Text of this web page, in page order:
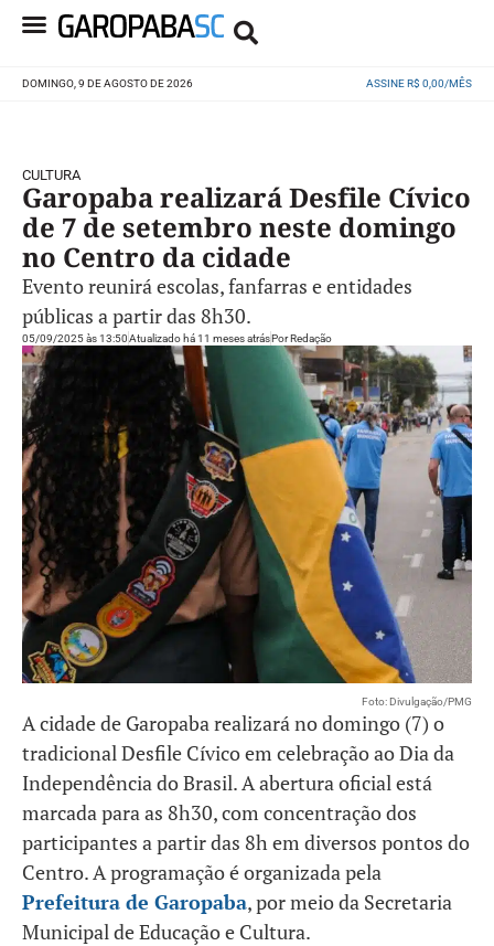
DOMINGO, 9 DE AGOSTO DE 2026 ASSINE R$ 0,00/MÊS
CULTURA
Garopaba realizará Desfile Cívico
de 7 de setembro neste domingo
no Centro da cidade
Evento reunirá escolas, fanfarras e entidades
públicas a partir das 8h30.
05/09/2025 às 13:50Atualizado há 11 meses atrásPorRedação
Foto: Divulgação/PMG
A cidade de Garopaba realizará no domingo (7) o
tradicional Desfile Cívico em celebração ao Dia da
Independência do Brasil. A abertura oficial está
marcada para as 8h30, com concentração dos
participantes a partir das 8h em diversos pontos do
Centro. A programação é organizada pela
Prefeitura de Garopaba, por meio da Secretaria
Municipal de Educação e Cultura.